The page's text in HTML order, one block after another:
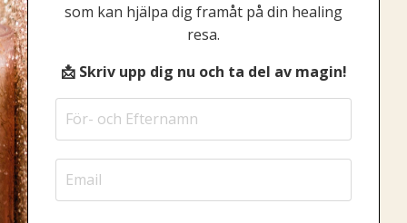
som kan hjälpa dig framåt på din healing
resa.
📩 Skriv upp dig nu och ta del av magin!